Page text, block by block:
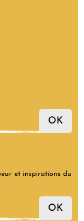
OK
et inspirations du
OK